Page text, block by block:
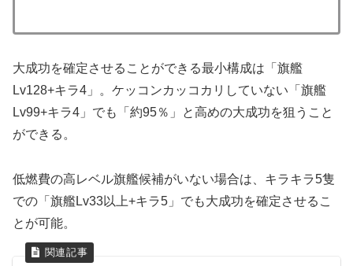
大成功を確定させることができる最小構成は「旗艦
Lv128+キラ4」。ケッコンカッコカリしていない「旗艦
Lv99+キラ4」でも「約95％」と高めの大成功を狙うこと
ができる。
低燃費の高レベル旗艦候補がいない場合は、キラキラ5隻
での「旗艦Lv33以上+キラ5」でも大成功を確定させるこ
とが可能。